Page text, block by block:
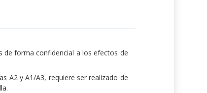
de forma confidencial a los efectos de
A2 y A1/A3, requiere ser realizado de